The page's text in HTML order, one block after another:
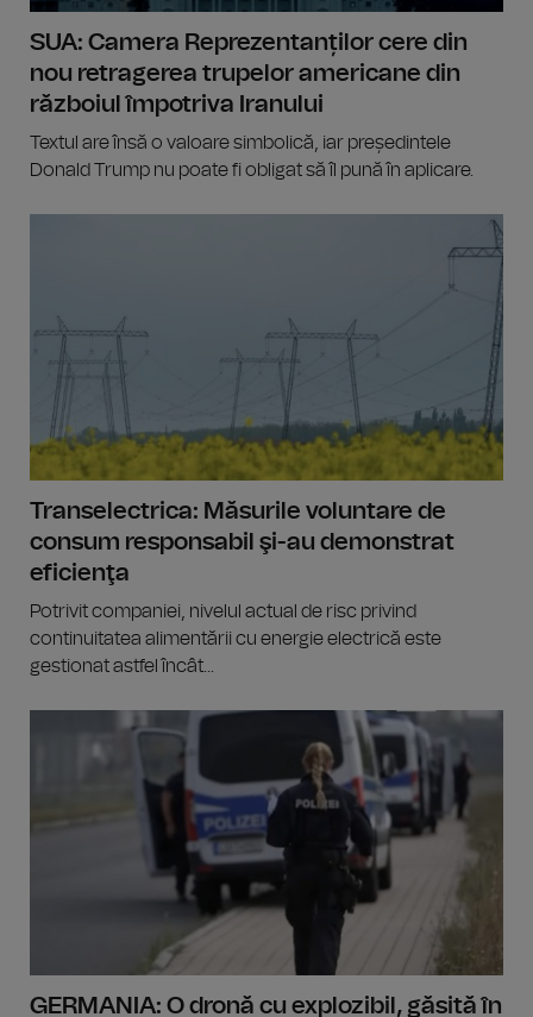
SUA: Camera Reprezentanților cere din
nou retragerea trupelor americane din
războiul împotriva Iranului
Textul are însă o valoare simbolică, iar președintele
Donald Trump nu poate fi obligat să îl pună în aplicare.
Transelectrica: Măsurile voluntare de
consum responsabil şi-au demonstrat
eficienţa
Potrivit companiei, nivelul actual de risc privind
continuitatea alimentării cu energie electrică este
gestionat astfel încât...
GERMANIA: O dronă cu explozibil, găsită în